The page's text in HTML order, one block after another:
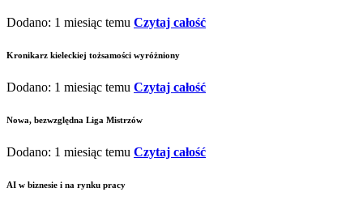
Dodano: 1 miesiąc temu Czytaj całość
Kronikarz kieleckiej tożsamości wyróżniony
Dodano: 1 miesiąc temu Czytaj całość
Nowa, bezwzględna Liga Mistrzów
Dodano: 1 miesiąc temu Czytaj całość
AI w biznesie i na rynku pracy